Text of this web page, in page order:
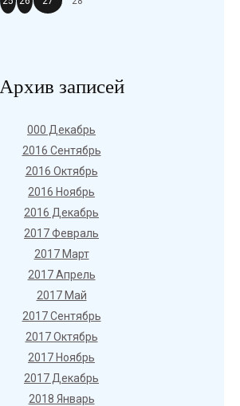
Архив записей
000 Декабрь
2016 Сентябрь
2016 Октябрь
2016 Ноябрь
2016 Декабрь
2017 Февраль
2017 Март
2017 Апрель
2017 Май
2017 Сентябрь
2017 Октябрь
2017 Ноябрь
2017 Декабрь
2018 Январь